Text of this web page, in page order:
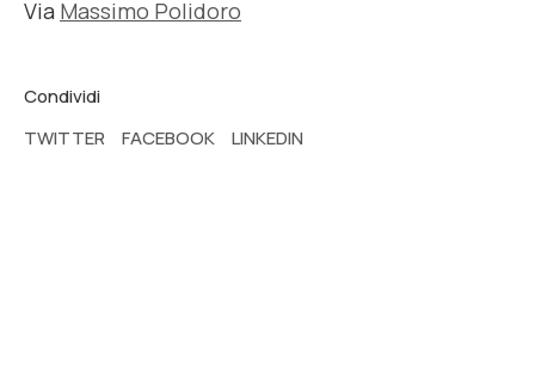
Via Massimo Polidoro
Condividi
TWITTER
FACEBOOK LINKEDIN